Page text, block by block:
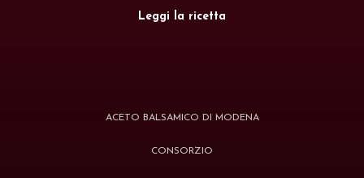
Leggi la ricetta
ACETO BALSAMICO DI MODENA
CONSORZIO